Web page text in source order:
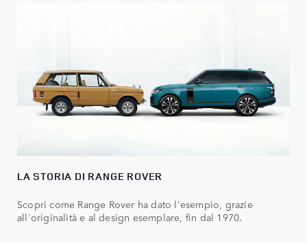
LA STORIA DI RANGE ROVER
Scopri come Range Rover ha dato l'esempio, grazie
all'originalità e al design esemplare, fin dal 1970.